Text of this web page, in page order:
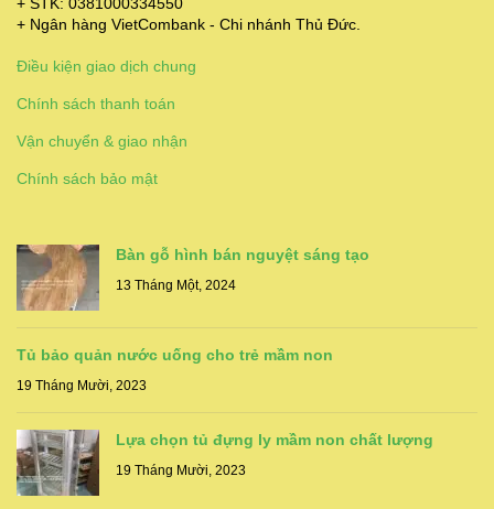
+ Ngân hàng VietCombank - Chi nhánh Thủ Đức.
Điều kiện giao dịch chung
Chính sách thanh toán
Vận chuyển & giao nhận
Chính sách bảo mật
Bàn gỗ hình bán nguyệt sáng tạo
13 Tháng Một, 2024
Tủ bảo quản nước uống cho trẻ mầm non
19 Tháng Mười, 2023
Lựa chọn tủ đựng ly mầm non chất lượng
19 Tháng Mười, 2023